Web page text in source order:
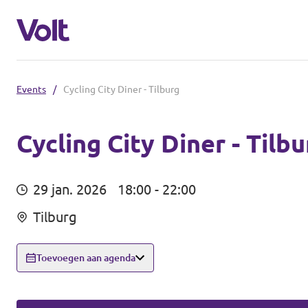
Brabantse politiek
Fractie Provincale Staten
Gemeenten
Breda
Mensen
Events / Cycling City Diner - Tilburg
Cycling City Diner -
29 jan. 2026
18:00 - 22:00
Tilburg
Toevoegen aan agenda